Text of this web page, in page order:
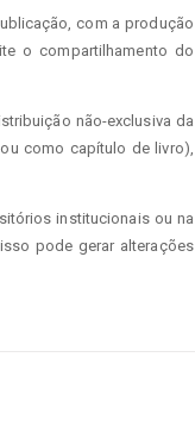
com a produção
o compartilhamento do
não-exclusiva da
como capítulo de livro),
institucionais ou na
pode gerar alterações